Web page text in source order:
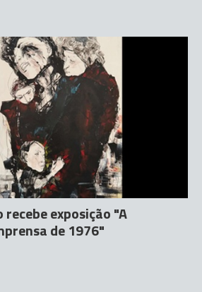
exposição "A
de 1976"